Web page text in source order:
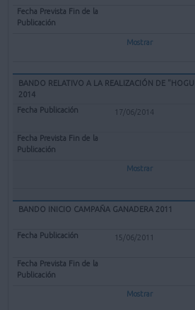
Mostrar
BANDO RELATIVO A LA REALIZACIÓN DE
2014
17/06/2014
Mostrar
BANDO INICIO CAMPAÑA GANADERA 2011
15/06/2011
Mostrar